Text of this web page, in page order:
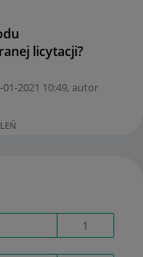
licytacji?
01-2021 10:49, autor
1